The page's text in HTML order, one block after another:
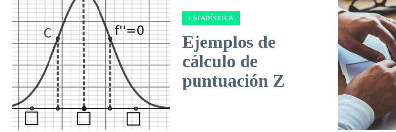
ESTADÍSTICA
Ejemplos de
cálculo de
puntuación Z